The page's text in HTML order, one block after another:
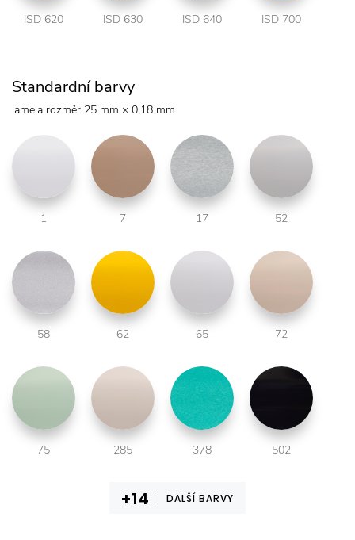
ISD 620 ISD 630 ISD 640 ISD 700
Standardní barvy
lamela rozměr 25 mm × 0,18 mm
1 7 17 52
58 62 65 72
75 285 378 502
DALŠÍ BARVY